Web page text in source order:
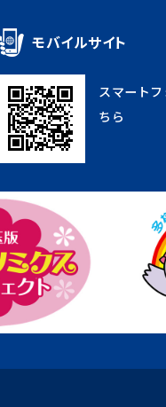
モバイルサイト
スマート
ちら